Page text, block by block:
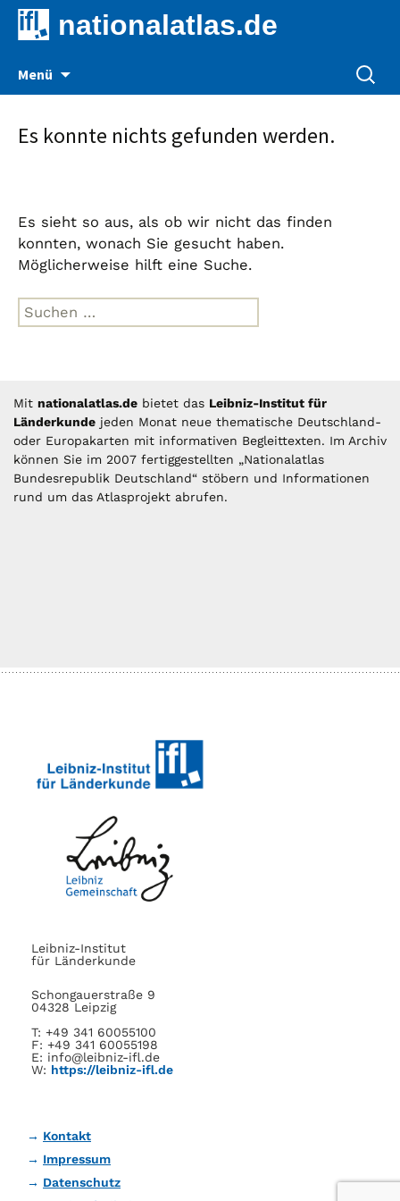
nationalatlas.de
Menü
Suche
nach:
Es konnte nichts gefunden werden.
Es sieht so aus, als ob wir nicht das finden
konnten, wonach Sie gesucht haben.
Möglicherweise hilft eine Suche.
Suche
nach:
Mit nationalatlas.de bietet das Leibniz-Institut für
Länderkunde jeden Monat neue thematische Deutschland-
oder Europakarten mit informativen Begleittexten. Im Archiv
können Sie im 2007 fertiggestellten „Nationalatlas
Bundesrepublik Deutschland“ stöbern und Informationen
rund um das Atlasprojekt abrufen.
Leibniz-Institut
für Länderkunde
Schongauerstraße 9
04328 Leipzig
T: +49 341 60055100
F: +49 341 60055198
E: info@leibniz-ifl.de
W: https://leibniz-ifl.de
Kontakt
Impressum
Datenschutz